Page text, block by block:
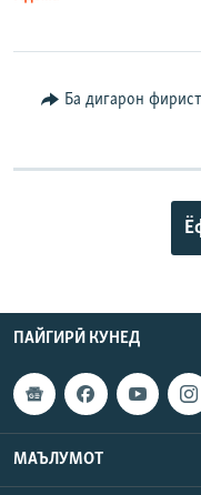
Ба дигарон
ПАЙГИРӢ КУНЕД
МАЪЛУМОТ